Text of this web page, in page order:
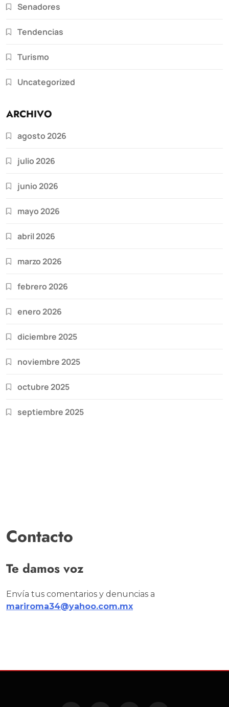
Senadores
Tendencias
Turismo
Uncategorized
ARCHIVO
agosto 2026
julio 2026
junio 2026
mayo 2026
abril 2026
marzo 2026
febrero 2026
enero 2026
diciembre 2025
noviembre 2025
octubre 2025
septiembre 2025
Contacto
Te damos voz
Envía tus comentarios y denuncias a
mariroma34@yahoo.com.mx